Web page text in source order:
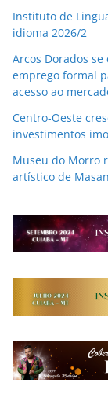
Instituto de
idioma 2026/2
Arcos Dorados
emprego formal
acesso ao
Centro-Oeste
investimentos
Museu do Morro
artístico de